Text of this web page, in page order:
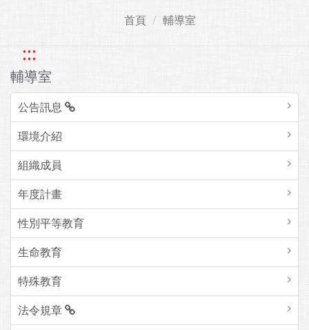
首頁 輔導室
:::
輔導室
公告訊息
環境介紹
組織成員
年度計畫
性別平等教育
生命教育
特殊教育
法令規章